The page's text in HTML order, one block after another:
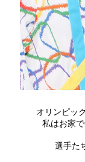
オリンピッ
私はお家
選手た